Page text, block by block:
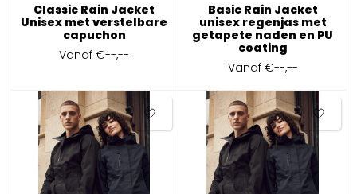
Classic Rain Jacket
Unisex met verstelbare
capuchon
Vanaf€--,--
Basic Rain Jacket
unisex regenjas met
getapete naden en PU
coating
Vanaf €--,--